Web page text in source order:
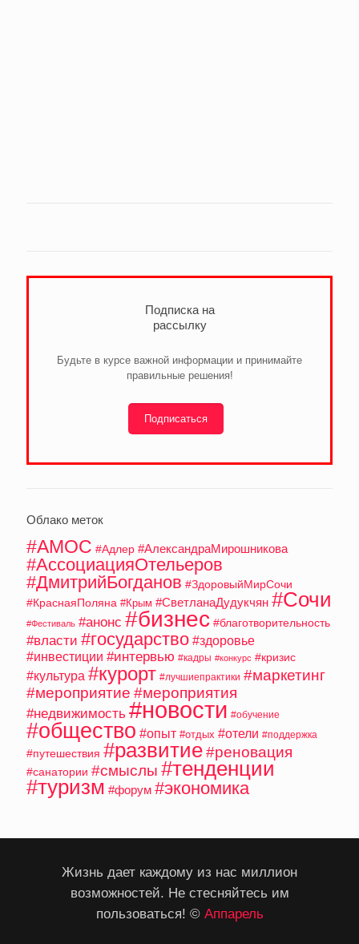
Подписка на
рассылку
Будьте в курсе важной информации и принимайте
правильные решения!
Подписаться
Облако меток
#АМОС #Адлер #АлександраМирошникова
#АссоциацияОтельеров
#ДмитрийБогданов #ЗдоровыйМирСочи
#КраснаяПоляна #Крым #СветланаДудукчян #Сочи
#Фестиваль #анонс #бизнес #благотворительность
#власти #государство #здоровье
#инвестиции #интервью #кадры #конкурс #кризис
#культура #курорт #лучшиепрактики #маркетинг
#мероприятие #мероприятия
#недвижимость #новости #обучение
#общество #опыт #отдых #отели #поддержка
#путешествия #развитие#реновация
#санатории #смыслы #тенденции
#туризм #форум #экономика
Жизнь дает каждому из нас миллион
возможностей. Не стесняйтесь им
пользоваться! © Аппарель